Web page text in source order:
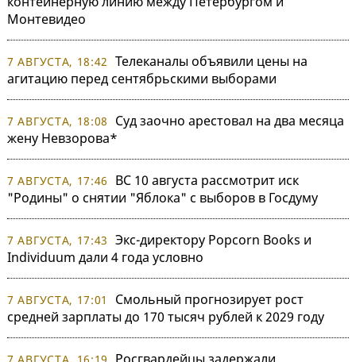
Монтевидео
7 АВГУСТА, 18:42 Телеканалы объявили цены на
агитацию перед сентябрьскими выборами
7 АВГУСТА, 18:08
Суд заочно арестовал на два месяца
жену Невзорова*
7 АВГУСТА, 17:46
ВС 10 августа рассмотрит иск
"Родины" о снятии "Яблока" с выборов в Госдуму
7 АВГУСТА, 17:43 Экс-директору Popcorn Books и
Individuum дали 4 года условно
7 АВГУСТА, 17:01
Смольный прогнозирует рост
средней зарплаты до 170 тысяч рублей к 2029 году
7 АВГУСТА, 16:19
Росгвардейцы задержали